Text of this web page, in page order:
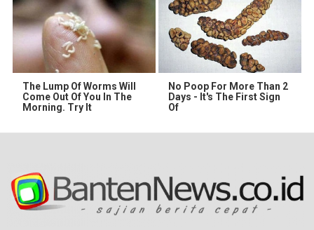
The Lump Of Worms Will
Come Out Of You In The
Morning. Try It
No Poop For More Than 2
Days - It's The First Sign
Of